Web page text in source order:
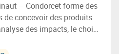
– Condorcet forme des
de concevoir des produits
des impacts, le choix
l’optimisation des